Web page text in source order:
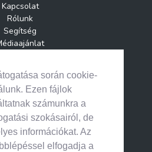
során cookie-
Ezen fájlok
számunkra a
szokásairól, de
információkat. Az
elfogadja a
Kapcsolat
Rólunk
Segítség
Hírlevél
Helyszínek
Útitervek